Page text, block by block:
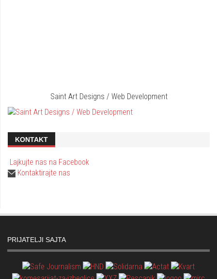
Saint Art Designs / Web Development
KONTAKT
Lajkujte nas na Facebook
Kontaktirajte nas
PRIJATELJI SAJTA